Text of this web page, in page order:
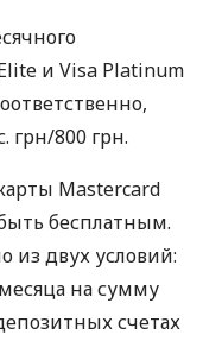
и Visa Platinum
грн/800 грн.
Mastercard
бесплатным.
из двух условий:
на сумму
счетах